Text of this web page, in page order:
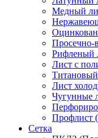
Медный
Рифленый
Лист с
Лист
Чугунные
Профлист
Сетка